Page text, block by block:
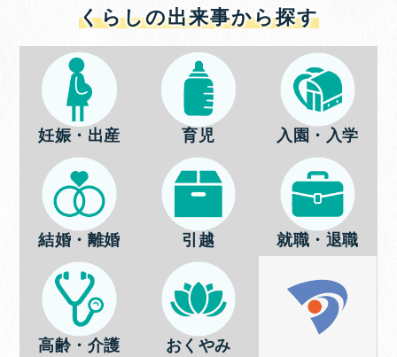
くらしの出来事から探す
妊娠・出産 育児 入園・入学
結婚・離婚 引越 就職・退職
高齢・介護 おくやみ